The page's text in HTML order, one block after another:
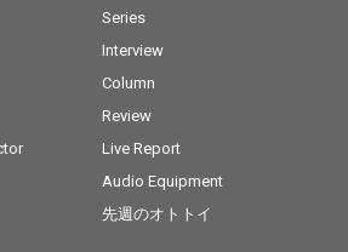
Series
Interview
Column
Review
Live Report
Audio Equipment
先週のオトトイ